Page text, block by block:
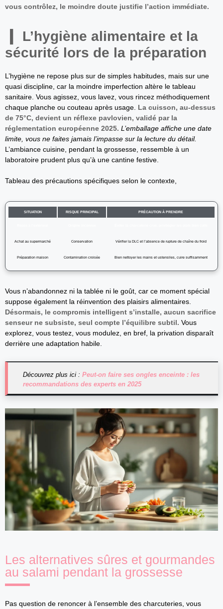
vous contrôlez, le moindre doute justifie l’action immédiate.
L’hygiène alimentaire et la
sécurité lors de la préparation
L’hygiène ne repose plus sur de simples habitudes, mais sur une
quasi discipline, car la moindre imperfection altère le tableau
sanitaire. Vous agissez, vous lavez, vous rincez méthodiquement
chaque planche ou couteau après usage. La cuisson, au-dessus
de 75°C, devient un réflexe pavlovien, validé par la
réglementation européenne 2025. L’emballage affiche une date
limite, vous ne faites jamais l’impasse sur la lecture du détail.
L’ambiance cuisine, pendant la grossesse, ressemble à un
laboratoire prudent plus qu’à une cantine festive.
Tableau des précautions spécifiques selon le contexte,
SITUATION RISQUE PRINCIPAL PRÉCAUTION À PRENDRE
Achat au supermarché Conservation Vérifier la DLC et l’absence de rupture de chaîne du froid
Préparation maison Contamination croisée Bien nettoyer les mains et ustensiles, cuire suffisamment
Vous n’abandonnez ni la tablée ni le goût, car ce moment spécial
suppose également la réinvention des plaisirs alimentaires.
Désormais, le compromis intelligent s’installe, aucun sacrifice
senseur ne subsiste, seul compte l’équilibre subtil. Vous
explorez, vous testez, vous modulez, en bref, la privation disparaît
derrière une adaptation habile.
Découvrez plus ici : Peut-on faire ses ongles enceinte : les
recommandations des experts en 2025
Les alternatives sûres et gourmandes
au salami pendant la grossesse
Pas question de renoncer à l’ensemble des charcuteries, vous